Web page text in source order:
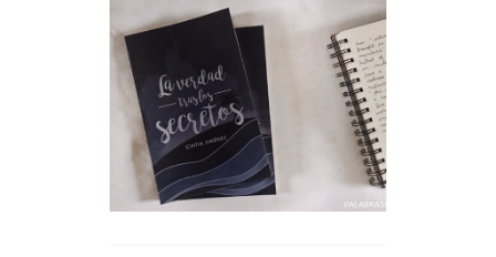
La verdad tras los
secretos (fragmento)